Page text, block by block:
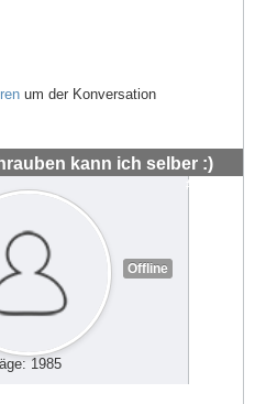
um der Konversation
kann ich selber :)
#48563
Offline
1985